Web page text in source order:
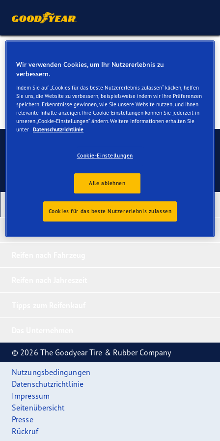
Unsere neuesten Produkte
© 2026 The Goodyear Tire & Rubber Company
Nutzungsbedingungen
Datenschutzrichtlinie
Impressum
Seitenübersicht
Presse
Rückruf
Wir verwenden Cookies, um Ihr Nutzererlebnis zu
verbessern.
Indem Sie auf „Cookies für das beste Nutzererlebnis zulassen“ klicken, helfen
Sie uns, die Website zu verbessern, beispielsweise indem wir Ihre Präferenzen
speichern, Erkenntnisse gewinnen, wie Sie unsere Website nutzen, und Ihnen
relevante Inhalte anzeigen. Ihre Cookie-Einstellungen können Sie jederzeit in
unseren „Cookie-Einstellungen“ ändern. Weitere Informationen erhalten Sie
unter Datenschutzrichtlinie
Cookie-Einstellungen
Alle ablehnen
Cookies für das beste Nutzererlebnis zulassen